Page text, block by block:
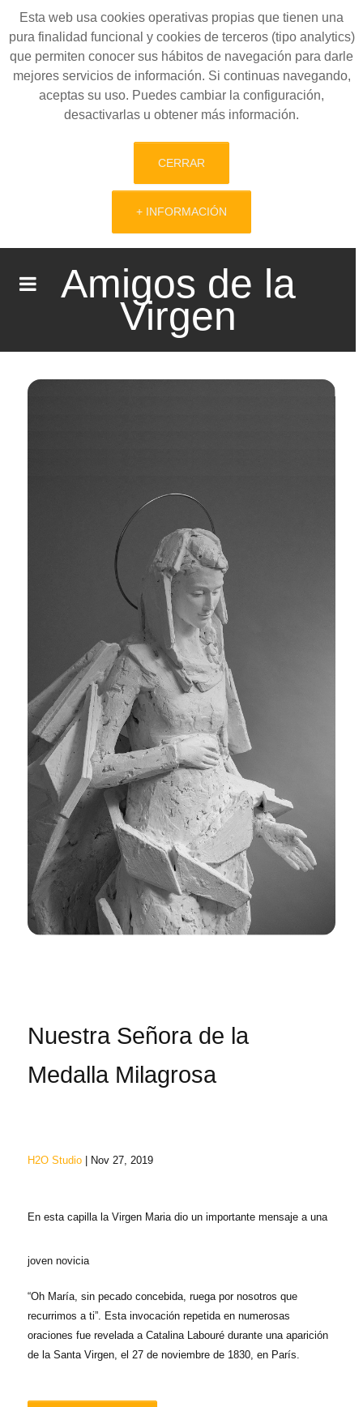
Esta web usa cookies operativas propias que tienen una
pura finalidad funcional y cookies de terceros (tipo analytics)
que permiten conocer sus hábitos de navegación para darle
mejores servicios de información. Si continuas navegando,
aceptas su uso. Puedes cambiar la configuración,
desactivarlas u obtener más información.
CERRAR
+ INFORMACIÓN
Amigos de la
Virgen
Nuestra Señora de la
Medalla Milagrosa
H2O Studio | Nov 27, 2019
En esta capilla la Virgen Maria dio un importante mensaje a una
joven novicia
“Oh María, sin pecado concebida, ruega por nosotros que
recurrimos a ti”. Esta invocación repetida en numerosas
oraciones fue revelada a Catalina Labouré durante una aparición
de la Santa Virgen, el 27 de noviembre de 1830, en París.